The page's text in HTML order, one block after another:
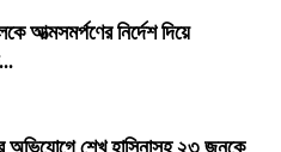
আত্মসমর্পণের নির্দেশ দিয়ে
অভিযোগে শেখ হাসিনাসহ ২৩ জনকে